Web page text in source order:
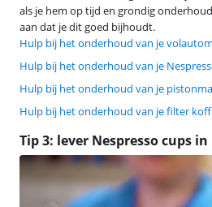
als je hem op tijd en grondig
aan dat je dit goed bijhoudt.
Hulp bij het onderhoud van je
Hulp bij het onderhoud van je
Hulp bij het onderhoud van je
Hulp bij het onderhoud van je filter
Tip 3: lever Nespresso cups in